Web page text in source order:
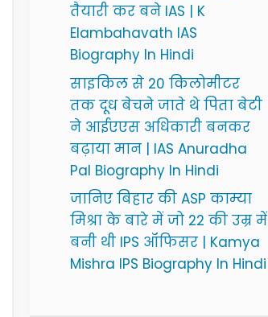
तैयारी कर बने IAS | K
Elambahavath IAS
Biography In Hindi
साइकिल से 20 किलोमीटर
तक दूध बेचने जाते थे पिता बेटी
ने आईएएस अधिकारी बनकर
बढ़ाया मान | IAS Anuradha
Pal Biography In Hindi
जानिए बिहार की ASP काम्या
मिश्रा के बारे में जो 22 की उम्र में
बनी थी IPS ऑफिसर | Kamya
Mishra IPS Biography In Hindi